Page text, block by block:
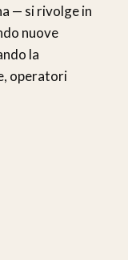
— si rivolge in
nuove
la
operatori